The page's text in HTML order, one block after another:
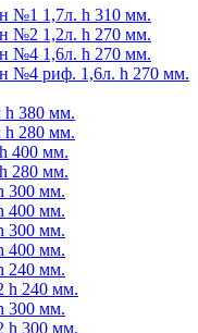
№1 1,7л. h 310 мм.
№2 1,2л. h 270 мм.
№4 1,6л. h 270 мм.
№4 риф. 1,6л. h 270 мм.
h 380 мм.
h 280 мм.
400 мм.
280 мм.
300 мм.
400 мм.
300 мм.
400 мм.
240 мм.
h 240 мм.
300 мм.
h 300 мм.